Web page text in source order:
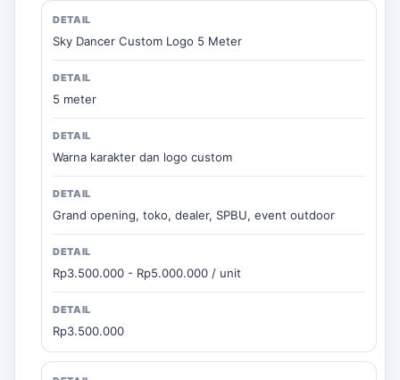
Sky Dancer Custom Logo 5 Meter
5 meter
Warna karakter dan logo custom
Grand opening, toko, dealer, SPBU, event outdoor
Rp3.500.000 - Rp5.000.000 / unit
Rp3.500.000